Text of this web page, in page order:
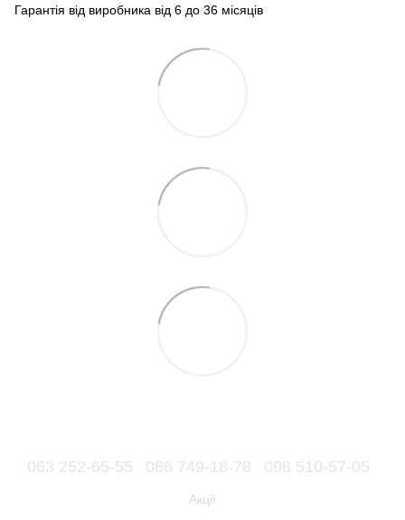
Гарантія від виробника від 6 до 36 місяців
063 252-65-55 066 749-18-78 098 510-57-05
Акції